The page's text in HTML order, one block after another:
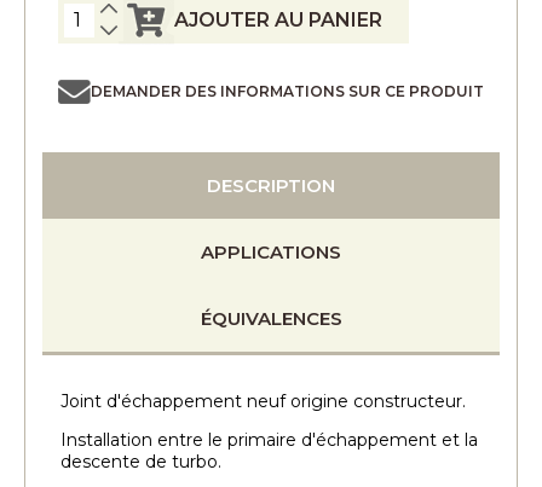
AJOUTER AU PANIER
DEMANDER DES INFORMATIONS SUR CE PRODUIT
DESCRIPTION
APPLICATIONS
ÉQUIVALENCES
Joint d'échappement neuf origine constructeur.
Installation entre le primaire d'échappement et la
descente de turbo.